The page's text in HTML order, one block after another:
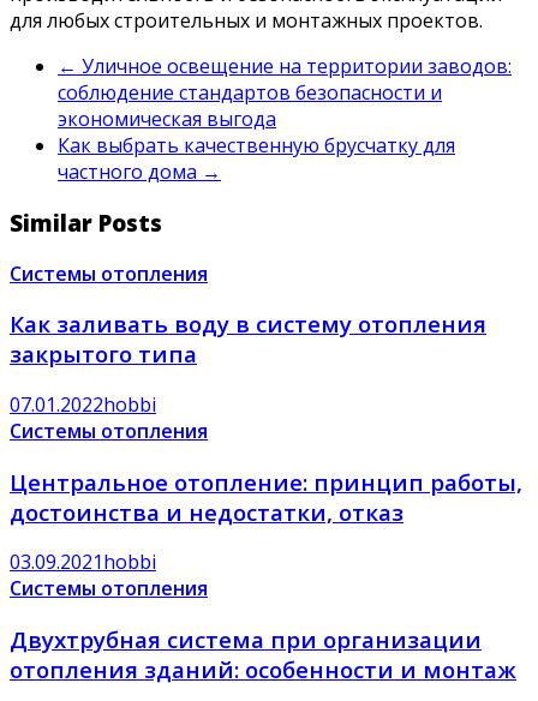
для любых строительных и монтажных проектов.
← Уличное освещение на территории заводов:
соблюдение стандартов безопасности и
экономическая выгода
Как выбрать качественную брусчатку для
частного дома →
Similar Posts
Системы отопления
Как заливать воду в систему отопления
закрытого типа
07.01.2022hobbi
Системы отопления
Центральное отопление: принцип работы,
достоинства и недостатки, отказ
03.09.2021hobbi
Системы отопления
Двухтрубная система при организации
отопления зданий: особенности и монтаж